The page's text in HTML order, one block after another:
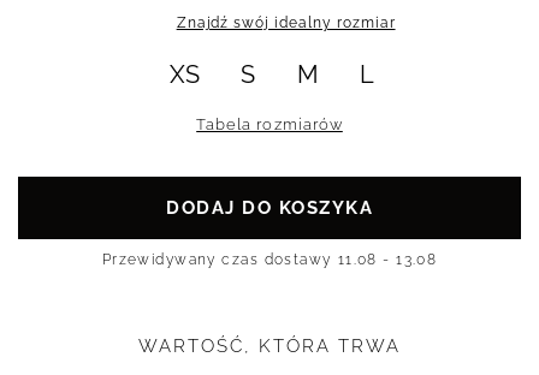
XS S M L
Znajdź swój idealny rozmiar
Tabela rozmiarów
DODAJ DO KOSZYKA
Przewidywany czas dostawy 11.08 - 13.08
WARTOŚĆ, KTÓRA TRWA